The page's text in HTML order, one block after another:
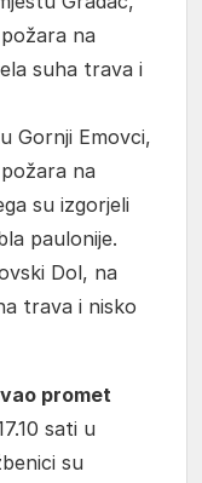
na
suha trava i
Gornji Emovci,
na
su izgorjeli
paulonije.
Dol, na
trava i nisko
promet
sati u
su